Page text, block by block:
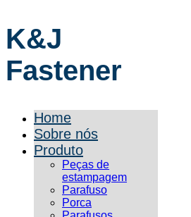
K&J
Fastener
Home
Sobre nós
Produto
Peças de
estampagem
Parafuso
Porca